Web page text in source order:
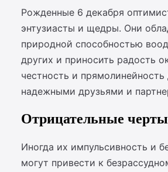
Рожденные 6 декабря
энтузиасты и щедры. Они
природной способностью
других и приносить радость
честность и
надежными друзьями и
Отрицательные черты
Иногда их импульсивность и
могут привести к